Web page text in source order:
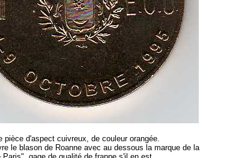
pièce d'aspect cuivreux, de couleur orangée.
le blason de Roanne avec au dessous la marque de la